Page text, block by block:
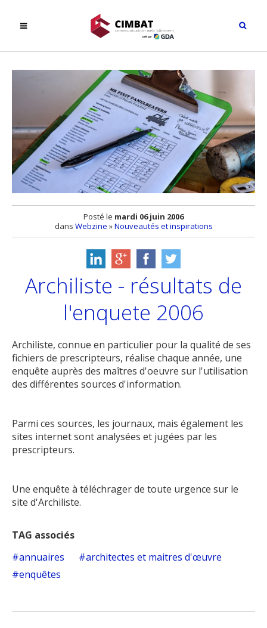
Posté le mardi 06 juin 2006
dans Webzine »Nouveautés et inspirations
Archiliste - résultats de
l'enquete 2006
Archiliste, connue en particulier pour la qualité de ses
fichiers de prescripteurs, réalise chaque année, une
enquête auprès des maîtres d'oeuvre sur l'utilisation
des différentes sources d'information.
Parmi ces sources, les journaux, mais également les
sites internet sont analysées et jugées par les
prescripteurs.
Une enquête à téléchrager de toute urgence sur le
site d'Archiliste.
TAG associés
annuaires
architectes et maitres d'œuvre
enquêtes